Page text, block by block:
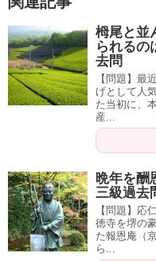
栂尾と並
られるの
去問
【問題】最
げとして人
た当初に、
産...
晩年を酬
三級過去
【問題】応
徳寺を堺の
た報恩庵（
ら...